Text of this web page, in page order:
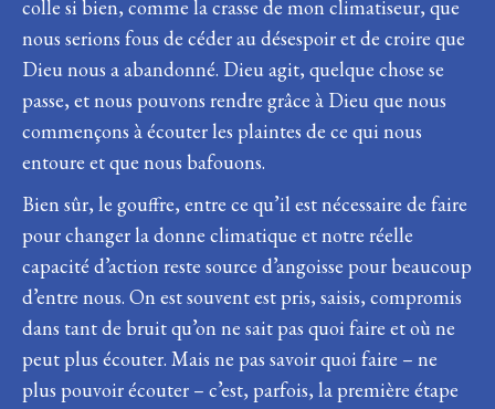
colle si bien, comme la crasse de mon climatiseur, que
nous serions fous de céder au désespoir et de croire que
Dieu nous a abandonné. Dieu agit, quelque chose se
passe, et nous pouvons rendre grâce à Dieu que nous
commençons à écouter les plaintes de ce qui nous
entoure et que nous bafouons.
Bien sûr, le gouffre, entre ce qu’il est nécessaire de faire
pour changer la donne climatique et notre réelle
capacité d’action reste source d’angoisse pour beaucoup
d’entre nous. On est souvent est pris, saisis, compromis
dans tant de bruit qu’on ne sait pas quoi faire et où ne
peut plus écouter. Mais ne pas savoir quoi faire – ne
plus pouvoir écouter – c’est, parfois, la première étape